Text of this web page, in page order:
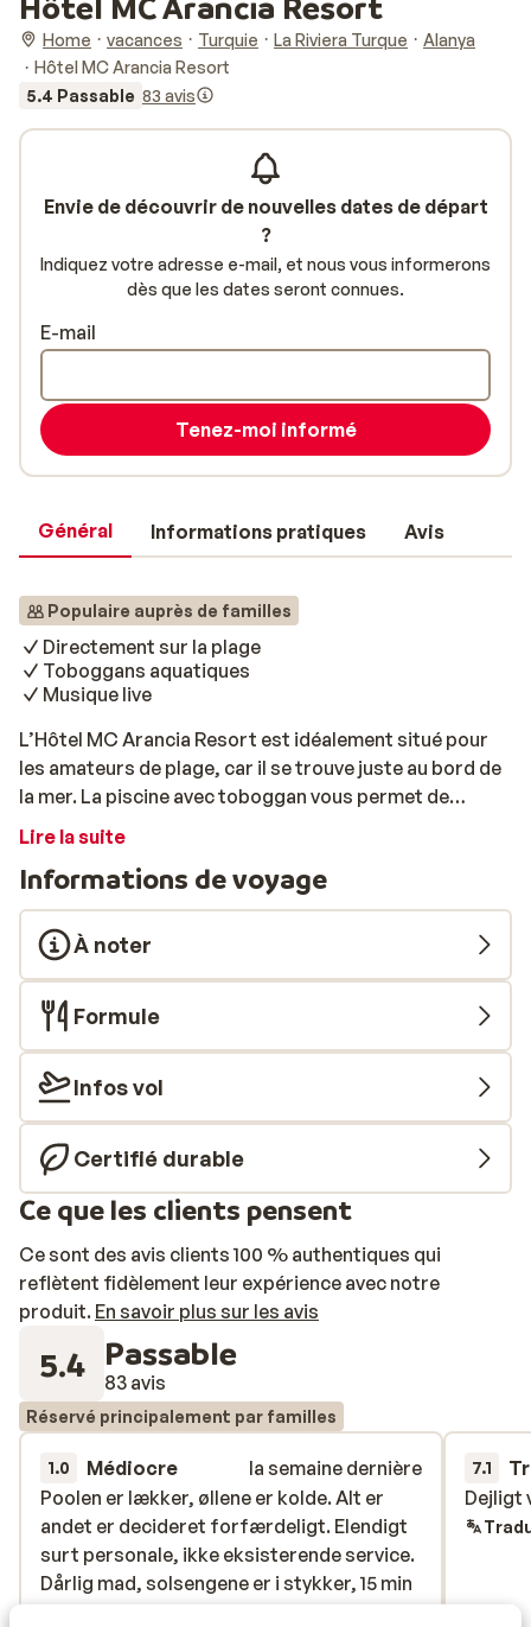
Home vacances Turquie La Riviera Turque
Alanya
Hôtel MC Arancia Resort
5.4 Passable 83 avis
Général Informations pratiques Avis
Populaire auprès de familles
Directement sur la plage
Toboggans aquatiques
Musique live
L’Hôtel MC Arancia Resort est idéalement situé pour
les amateurs de plage, car il se trouve juste au bord de
la mer. La piscine avec toboggan vous permet de
profiter du soleil et de vous rafraîchir, même à l’hôtel!
tandis que vous pourrez savourer un verre en écoutant
de la musique live dans le hall. Envie d'explorer les
environs? Le dolmus (minibus) vous emmène
rapidement au centre d’Alanya à la découverte de ses
nombreuses boutiques. Mais il y a aussi beaucoup
d'activités à faire à l'hôtel. Découvrez les boutiques de
souvenirs, offrez-vous un moment de détente chez le
coiffeur ou avec les spécialistes beauté.
Lire la suite
Informations de voyage
À noter
Formule
Infos vol
Certifié durable
Ce que les clients pensent
Ce sont des avis clients 100 % authentiques qui
reflètent fidèlement leur expérience avec notre
produit. En savoir plus sur les avis
5.4 Passable
83 avis
Réservé principalement par familles
1.0 Médiocre
la semaine dernière
Poolen er lækker, øllene er kolde. Alt er
andet er decideret forfærdeligt. Elendigt
surt personale, ikke eksisterende service.
Dårlig mad, solsengene er i stykker, 15 min
Poolen er lækker, øllene er kolde. Alt er
andet er decideret forfærdeligt. Elendigt
surt personale, ikke eksisterende service.
Dårlig mad, solsengene er i stykker, 15 min
7.1
Dejligt
Dejligt
Envie de découvrir de nouvelles dates de départ
?
Indiquez votre adresse e-mail, et nous vous informerons
dès que les dates seront connues.
E-mail
Tenez-moi informé